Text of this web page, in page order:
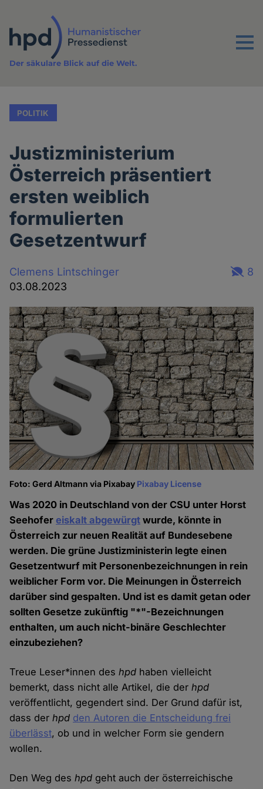
Inhalt
Menu
Der säkulare Blick auf die Welt.
POLITIK
Justizministerium
Österreich präsentiert
ersten weiblich
formulierten
Gesetzentwurf
Clemens Lintschinger
03.08.2023
8
Foto: Gerd Altmann via Pixabay Pixabay License
Was 2020 in Deutschland von der CSU unter Horst
Seehofereiskalt abgewürgt wurde, könnte in
Österreich zur neuen Realität auf Bundesebene
werden. Die grüne Justizministerin legte einen
Gesetzentwurf mit Personenbezeichnungen in rein
weiblicher Form vor. Die Meinungen in Österreich
darüber sind gespalten. Und ist es damit getan oder
sollten Gesetze zukünftig "*"-Bezeichnungen
enthalten, um auch nicht-binäre Geschlechter
einzubeziehen?
Treue Leser*innen deshpd haben vielleicht
bemerkt, dass nicht alle Artikel, die derhpd
veröffentlicht, gegendert sind. Der Grund dafür ist,
dass derhpd den Autoren die Entscheidung frei
überlässt, ob und in welcher Form sie gendern
wollen.
Den Weg deshpd geht auch der österreichische